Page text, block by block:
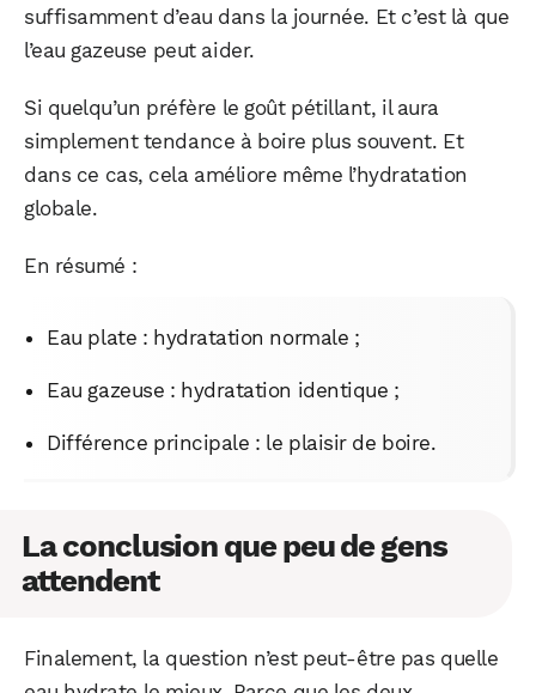
suffisamment d’eau dans la journée. Et c’est là que
l’eau gazeuse peut aider.
Si quelqu’un préfère le goût pétillant, il aura
simplement tendance à boire plus souvent. Et
dans ce cas, cela améliore même l’hydratation
globale.
En résumé :
Eau plate : hydratation normale ;
Eau gazeuse : hydratation identique ;
Différence principale : le plaisir de boire.
La conclusion que peu de gens
attendent
Finalement, la question n’est peut-être pas quelle
Facebook X LinkedIn